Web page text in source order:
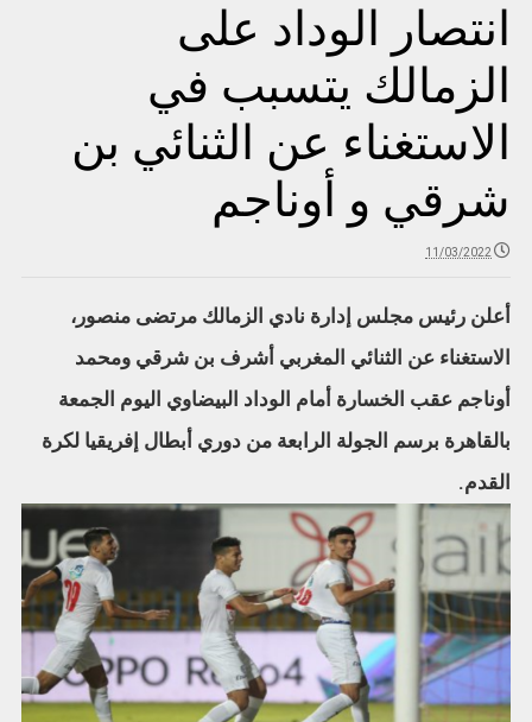
انتصار الوداد على
الزمالك يتسبب في
الاستغناء عن الثنائي بن
شرقي و أوناجم
11/03/2022
أعلن رئيس مجلس إدارة نادي الزمالك مرتضى منصور،
الاستغناء عن الثنائي المغربي أشرف بن شرقي ومحمد
أوناجم عقب الخسارة أمام الوداد البيضاوي اليوم الجمعة
بالقاهرة برسم الجولة الرابعة من دوري أبطال إفريقيا لكرة
القدم.